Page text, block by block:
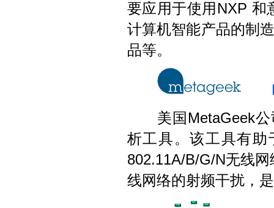
要应用于使用NXP 和
计算机智能产品的制
品等。
美国MetaGeek公
析工具。该工具有助
802.11A/B/G/N无线
线网络的射频干扰，